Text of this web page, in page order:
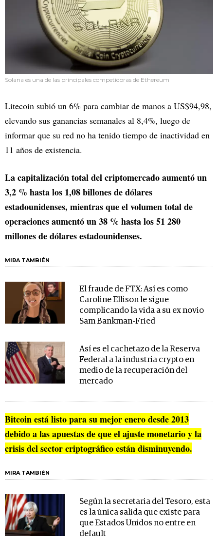
Solana es una de las principales competidoras de Ethereum
Litecoin subió un 6% para cambiar de manos a US$94,98,
elevando sus ganancias semanales al 8,4%, luego de
informar que su red no ha tenido tiempo de inactividad en
11 años de existencia.
La capitalización total del criptomercado aumentó un
3,2 % hasta los 1,08 billones de dólares
estadounidenses, mientras que el volumen total de
operaciones aumentó un 38 % hasta los 51 280
millones de dólares estadounidenses.
MIRA TAMBIÉN
El fraude de FTX: Así es como
Caroline Ellison le sigue
complicando la vida a su ex novio
Sam Bankman-Fried
Así es el cachetazo de la Reserva
Federal a la industria crypto en
medio de la recuperación del
mercado
Bitcoin está listo para su mejor enero desde 2013
debido a las apuestas de que el ajuste monetario y la
crisis del sector criptográfico están disminuyendo.
MIRA TAMBIÉN
Según la secretaria del Tesoro, esta
es la única salida que existe para
que Estados Unidos no entre en
default